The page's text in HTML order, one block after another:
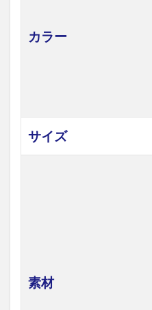
カラー
サイズ
素材